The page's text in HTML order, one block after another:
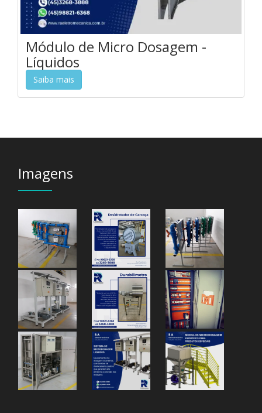
Módulo de Micro Dosagem -
Líquidos
Saiba mais
Imagens